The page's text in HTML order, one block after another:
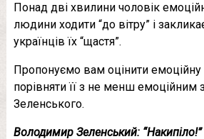
Понад дві хвилини чоловік
людини ходити “до вітру” і
українців їх “щастя”.
Пропонуємо вам оцінити емоційну
порівняти її з не менш емоційним
Зеленського.
Володимир Зеленський: “Накипіло!”